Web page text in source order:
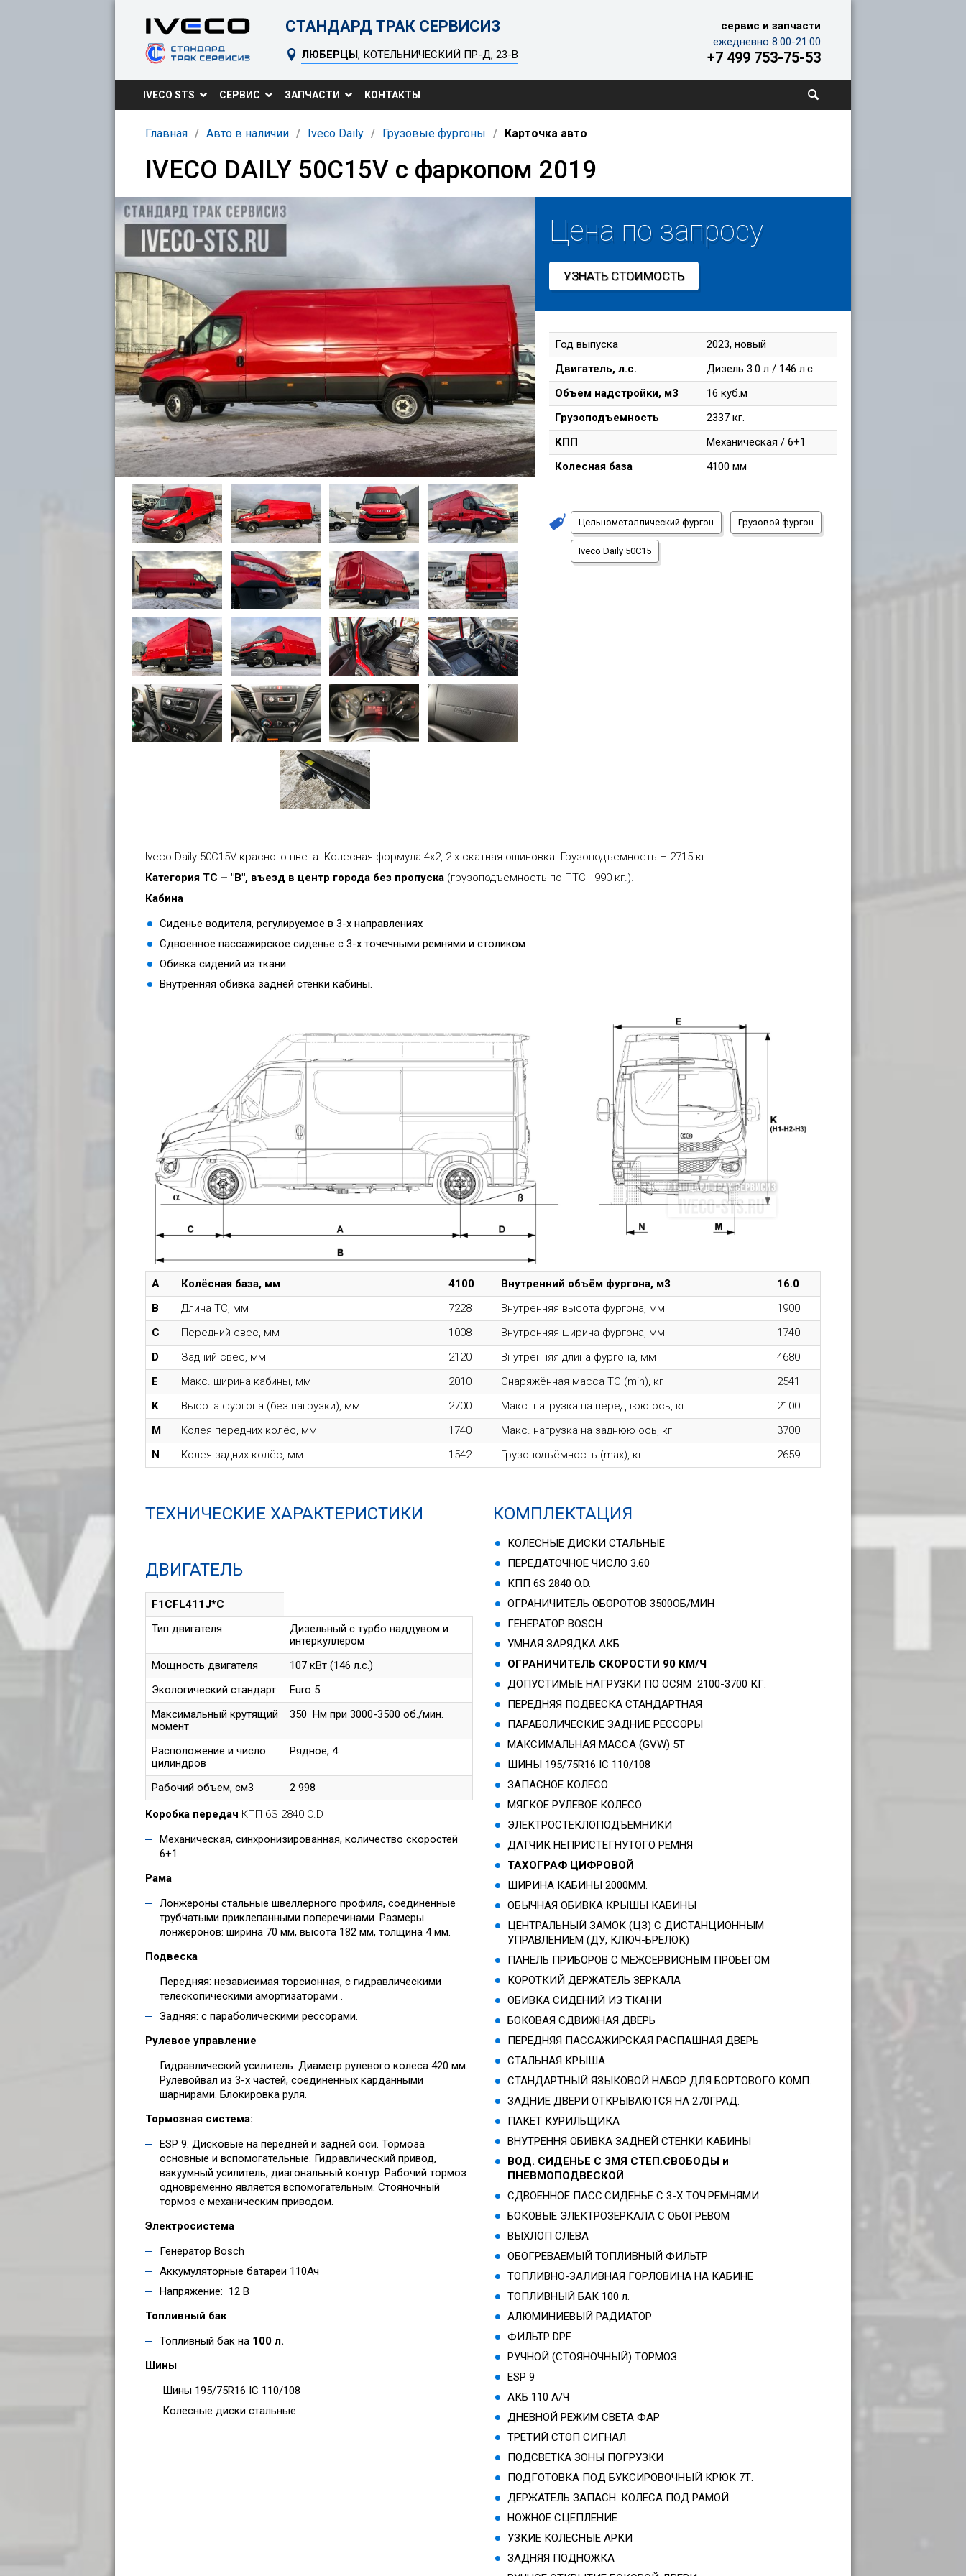
СТАНДАРД ТРАК СЕРВИСИЗ
ЛЮБЕРЦЫ, КОТЕЛЬНИЧЕСКИЙ ПР-Д, 23-В
сервис и запчасти
ежедневно 8:00-21:00
+7 499 753-75-53
IVECO STS CЕРВИС ЗАПЧАСТИ КОНТАКТЫ
Главная Авто в наличии Iveco Daily Грузовые фургоны Карточка авто
IVECO DAILY 50C15V с фаркопом 2019
Цена по запросу
УЗНАТЬ СТОИМОСТЬ
Год выпуска
2023, новый
Двигатель, л.с.
Дизель 3.0 л / 146 л.с.
Объем надстройки, м3
16 куб.м
Грузоподъемность
2337 кг.
КПП
Механическая / 6+1
Колесная база
4100 мм
Цельнометаллический фургон Грузовой фургон
Iveco Daily 50C15
Iveco Daily 50C15V красного цвета. Колесная формула 4х2, 2-х скатная ошиновка. Грузоподъемность – 2715 кг.
Категория ТС – "В", въезд в центр города без пропуска (грузоподъемность по ПТС - 990 кг.).
Кабина
Сиденье водителя, регулируемое в 3-х направлениях
Сдвоенное пассажирское сиденье с 3-х точечными ремнями и столиком
Обивка сидений из ткани
Внутренняя обивка задней стенки кабины.
A Колёсная база, мм 4100 Внутренний объём фургона, м3
16.0
B
Длина ТС, мм 7228 Внутренняя высота фургона, мм
1900
C
Передний свес, мм 1008 Внутренняя ширина фургона, мм
1740
D
Задний свес, мм 2120 Внутренняя длина фургона, мм
4680
E
Макс. ширина кабины, мм 2010 Снаряжённая масса ТС (min), кг
2541
K
Высота фургона (без нагрузки), мм 2700 Макс. нагрузка на переднюю ось, кг
2100
M
Колея передних колёс, мм 1740 Макс. нагрузка на заднюю ось, кг
3700
N
Колея задних колёс, мм 1542 Грузоподъёмность (max), кг 2659
ТЕХНИЧЕСКИЕ ХАРАКТЕРИСТИКИ
ДВИГАТЕЛЬ
F1CFL411J*C
Тип двигателя
Дизельный с турбо наддувом и
интеркуллером
Мощность двигателя
107 кВт (146 л.с.)
Экологический стандарт
Euro 5
Максимальный крутящий
момент
350 Нм при 3000-3500 об./мин.
Расположение и число
цилиндров
Рядное, 4
Рабочий объем, см3 2 998
Коробка передач КПП 6S 2840 O.D
Механическая, синхронизированная, количество скоростей
6+1
Рама
Лонжероны стальные швеллерного профиля, соединенные
трубчатыми приклепанными поперечинами. Размеры
лонжеронов: ширина 70 мм, высота 182 мм, толщина 4 мм.
Подвеска
Передняя: независимая торсионная, с гидравлическими
телескопическими амортизаторами .
Задняя: с параболическими рессорами.
Рулевое управление
Гидравлический усилитель. Диаметр рулевого колеса 420 мм.
Рулевойвал из 3-х частей, соединенных карданными
шарнирами. Блокировка руля.
Тормозная система:
ESP 9. Дисковые на передней и задней оси. Тормоза
основные и вспомогательные. Гидравлический привод,
вакуумный усилитель, диагональный контур. Рабочий тормоз
одновременно является вспомогательным. Стояночный
тормоз с механическим приводом.
Электросистема
Генератор Bosch
Аккумуляторные батареи 110Ач
Напряжение: 12 В
Топливный бак
Топливный бак на 100 л.
Шины
Шины 195/75R16 IC 110/108
Колесные диски стальные
КОМПЛЕКТАЦИЯ
КОЛЕСНЫЕ ДИСКИ СТАЛЬНЫЕ
ПЕРЕДАТОЧНОЕ ЧИСЛО 3.60
КПП 6S 2840 O.D.
ОГРАНИЧИТЕЛЬ ОБОРОТОВ 3500ОБ/МИН
ГЕНЕРАТОР BOSCH
УМНАЯ ЗАРЯДКА АКБ
ОГРАНИЧИТЕЛЬ СКОРОСТИ 90 КМ/Ч
ДОПУСТИМЫЕ НАГРУЗКИ ПО ОСЯМ 2100-3700 КГ.
ПЕРЕДНЯЯ ПОДВЕСКА СТАНДАРТНАЯ
ПАРАБОЛИЧЕСКИЕ ЗАДНИЕ РЕССОРЫ
МАКСИМАЛЬНАЯ МАССА (GVW) 5Т
ШИНЫ 195/75R16 IC 110/108
ЗАПАСНОЕ КОЛЕСО
МЯГКОЕ РУЛЕВОЕ КОЛЕСО
ЭЛЕКТРОСТЕКЛОПОДЪЕМНИКИ
ДАТЧИК НЕПРИСТЕГНУТОГО РЕМНЯ
ТАХОГРАФ ЦИФРОВОЙ
ШИРИНА КАБИНЫ 2000ММ.
ОБЫЧНАЯ ОБИВКА КРЫШЫ КАБИНЫ
ЦЕНТРАЛЬНЫЙ ЗАМОК (ЦЗ) С ДИСТАНЦИОННЫМ
УПРАВЛЕНИЕМ (ДУ, КЛЮЧ-БРЕЛОК)
ПАНЕЛЬ ПРИБОРОВ С МЕЖСЕРВИСНЫМ ПРОБЕГОМ
КОРОТКИЙ ДЕРЖАТЕЛЬ ЗЕРКАЛА
ОБИВКА СИДЕНИЙ ИЗ ТКАНИ
БОКОВАЯ СДВИЖНАЯ ДВЕРЬ
ПЕРЕДНЯЯ ПАССАЖИРСКАЯ РАСПАШНАЯ ДВЕРЬ
СТАЛЬНАЯ КРЫША
СТАНДАРТНЫЙ ЯЗЫКОВОЙ НАБОР ДЛЯ БОРТОВОГО КОМП.
ЗАДНИЕ ДВЕРИ ОТКРЫВАЮТСЯ НА 270ГРАД.
ПАКЕТ КУРИЛЬЩИКА
ВНУТРЕННЯ ОБИВКА ЗАДНЕЙ СТЕНКИ КАБИНЫ
ВОД. СИДЕНЬЕ С 3МЯ СТЕП.СВОБОДЫ и
ПНЕВМОПОДВЕСКОЙ
СДВОЕННОЕ ПАСС.СИДЕНЬЕ С 3-Х ТОЧ.РЕМНЯМИ
БОКОВЫЕ ЭЛЕКТРОЗЕРКАЛА С ОБОГРЕВОМ
ВЫХЛОП СЛЕВА
ОБОГРЕВАЕМЫЙ ТОПЛИВНЫЙ ФИЛЬТР
ТОПЛИВНО-ЗАЛИВНАЯ ГОРЛОВИНА НА КАБИНЕ
ТОПЛИВНЫЙ БАК 100 л.
АЛЮМИНИЕВЫЙ РАДИАТОР
ФИЛЬТР DPF
РУЧНОЙ (СТОЯНОЧНЫЙ) ТОРМОЗ
ESP 9
АКБ 110 А/Ч
ДНЕВНОЙ РЕЖИМ СВЕТА ФАР
ТРЕТИЙ СТОП СИГНАЛ
ПОДСВЕТКА ЗОНЫ ПОГРУЗКИ
ПОДГОТОВКА ПОД БУКСИРОВОЧНЫЙ КРЮК 7Т.
ДЕРЖАТЕЛЬ ЗАПАСН. КОЛЕСА ПОД РАМОЙ
НОЖНОЕ СЦЕПЛЕНИЕ
УЗКИЕ КОЛЕСНЫЕ АРКИ
ЗАДНЯЯ ПОДНОЖКА